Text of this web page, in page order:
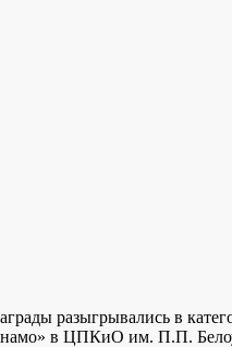
разыгрывались в
в ЦПКиО им. П.П.